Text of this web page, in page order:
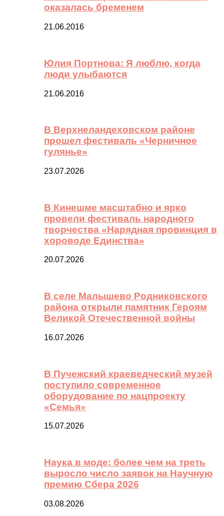
оказалась бременем
21.06.2016
Юлия Портнова: Я люблю, когда
люди улыбаются
21.06.2016
В Верхнеландеховском районе
прошел фестиваль «Черничное
гулянье»
23.07.2026
В Кинешме масштабно и ярко
провели фестиваль народного
творчества «Нарядная провинция в
хороводе Единства»
20.07.2026
В селе Малышево Родниковского
района открыли памятник Героям
Великой Отечественной войны
16.07.2026
В Пучежский краеведческий музей
поступило современное
оборудование по нацпроекту
«Семья»
15.07.2026
Наука в моде: более чем на треть
выросло число заявок на Научную
премию Сбера 2026
03.08.2026